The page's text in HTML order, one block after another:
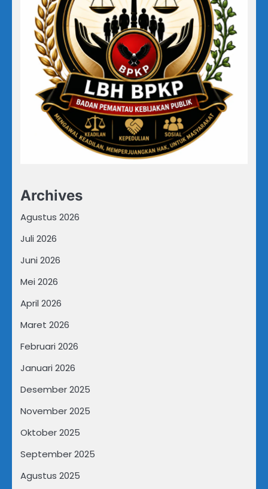
Archives
Agustus 2026
Juli 2026
Juni 2026
Mei 2026
April 2026
Maret 2026
Februari 2026
Januari 2026
Desember 2025
November 2025
Oktober 2025
September 2025
Agustus 2025